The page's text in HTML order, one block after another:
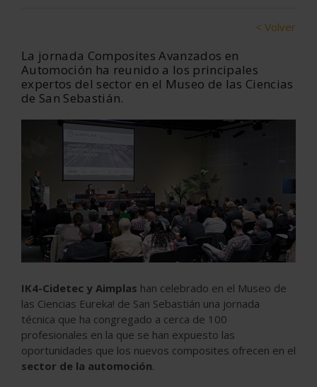
< Volver
La jornada Composites Avanzados en
Automoción ha reunido a los principales
expertos del sector en el Museo de las Ciencias
de San Sebastián.
IK4-Cidetec y Aimplas han celebrado en el Museo de
las Ciencias Eureka! de San Sebastián una jornada
técnica que ha congregado a cerca de 100
profesionales en la que se han expuesto las
oportunidades que los nuevos composites ofrecen en el
sector de la automoción.